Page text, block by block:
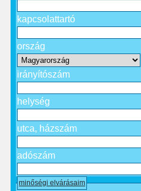
kapcsolattartó
ország
irányítószám
helység
utca, házszám
adószám
minőségi elvárásaim